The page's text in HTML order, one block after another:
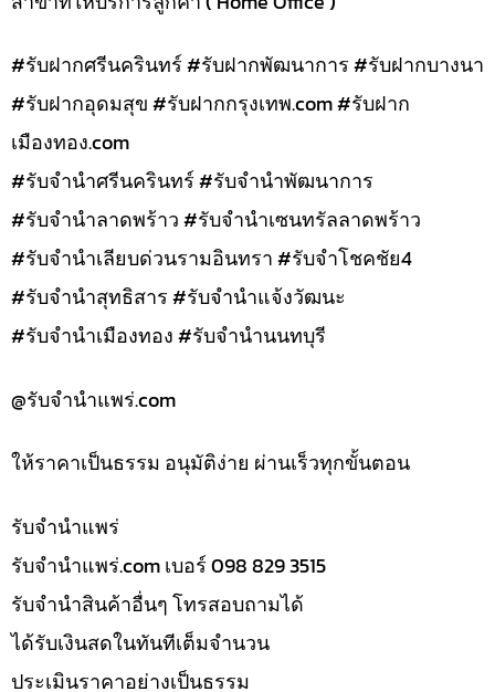
#รับฝากศรีนครินทร์ #รับฝากพัฒนาการ #รับฝากบางนา
#รับฝากอุดมสุข #รับฝากกรุงเทพ.com #รับฝาก
เมืองทอง.com
#รับจำนำศรีนครินทร์ #รับจำนำพัฒนาการ
#รับจำนำลาดพร้าว #รับจำนำเซนทรัลลาดพร้าว
#รับจำนำเลียบด่วนรามอินทรา #รับจำโชคชัย4
#รับจำนำสุทธิสาร #รับจำนำแจ้งวัฒนะ
#รับจำนำเมืองทอง #รับจำนำนนทบุรี
@รับจํานําแพร่.com
ให้ราคาเป็นธรรม อนุมัติง่าย ผ่านเร็วทุกขั้นตอน
รับจํานำแพร่
รับจํานําแพร่.com เบอร์ 098 829 3515
รับจำนำสินค้าอื่นๆ โทรสอบถามได้
ได้รับเงินสดในทันทีเต็มจำนวน
ประเมินราคาอย่างเป็นธรรม